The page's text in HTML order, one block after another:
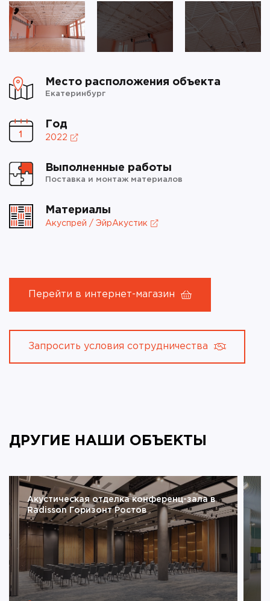
Место расположения объекта
Екатеринбург
Год
2022
Выполненные работы
Поставка и монтаж материалов
Материалы
Акуспрей / ЭйрАкустик
Перейти в интернет-магазин
Запросить условия сотрудничества
ДРУГИЕ НАШИ ОБЪЕКТЫ
Акустическая отделка конференц-зала в
Radisson Горизонт Ростов